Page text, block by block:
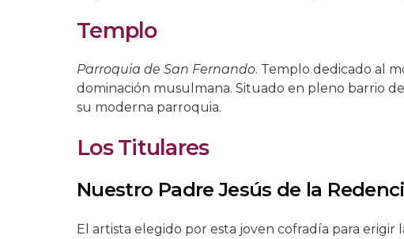
Templo
Parroquia de San Fernando. Templo dedicado al
dominación musulmana. Situado en pleno barrio
su moderna parroquia.
Los Titulares
Nuestro Padre Jesús de la
El artista elegido por esta joven cofradía para